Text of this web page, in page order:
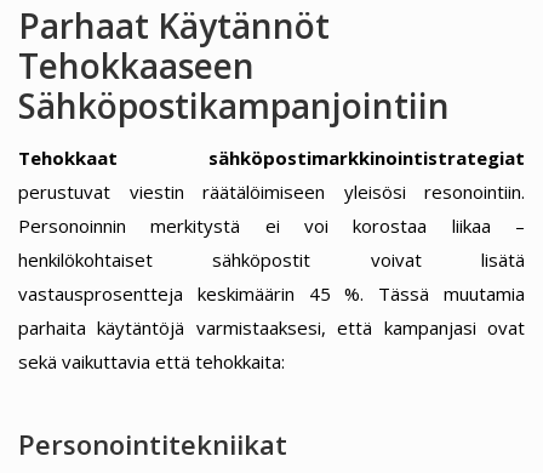
Parhaat Käytännöt
Tehokkaaseen
Sähköpostikampanjointiin
Tehokkaat sähköpostimarkkinointistrategiat
perustuvat viestin räätälöimiseen yleisösi resonointiin.
Personoinnin merkitystä ei voi korostaa liikaa –
henkilökohtaiset sähköpostit voivat lisätä
vastausprosentteja keskimäärin 45 %. Tässä muutamia
parhaita käytäntöjä varmistaaksesi, että kampanjasi ovat
sekä vaikuttavia että tehokkaita:
Personointitekniikat